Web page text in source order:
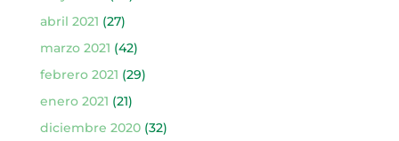
abril 2021 (27)
marzo 2021 (42)
febrero 2021 (29)
enero 2021 (21)
diciembre 2020(32)